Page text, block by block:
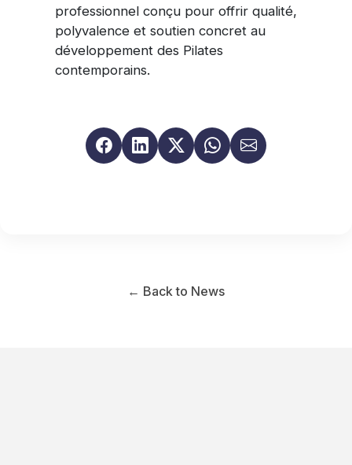
professionnel conçu pour offrir qualité,
polyvalence et soutien concret au
développement des Pilates
contemporains.
← Back to News